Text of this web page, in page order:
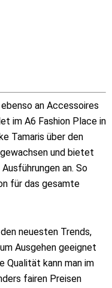
an Accessoires
im A6 Fashion Place in
Tamaris über den
und bietet
an. So
für das gesamte
neuesten Trends,
Ausgehen geeignet
Qualität kann man im
fairen Preisen